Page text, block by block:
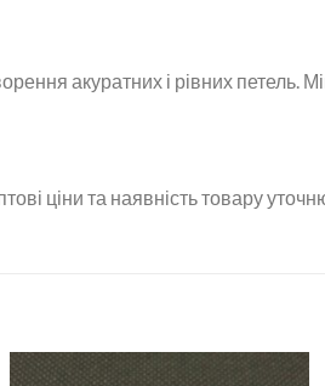
акуратних і рівних петель.
ціни та наявність товару